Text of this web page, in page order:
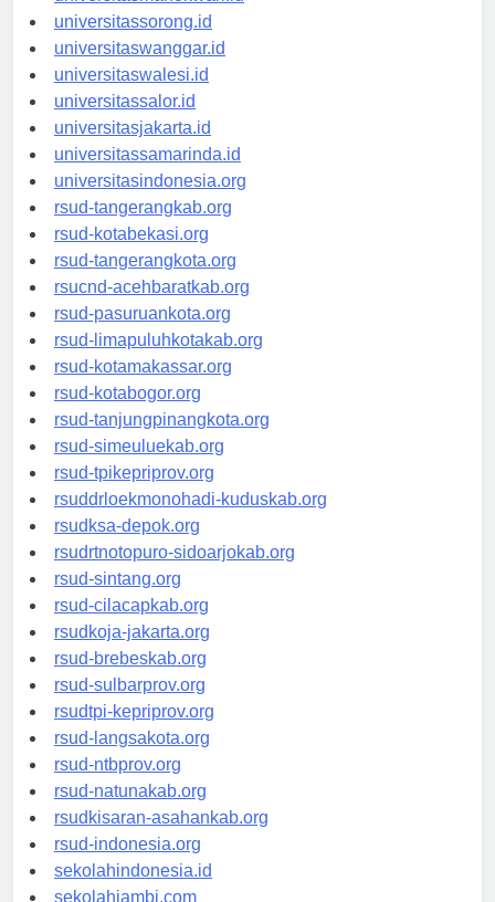
universitasmanokwari.id
universitassorong.id
universitaswanggar.id
universitaswalesi.id
universitassalor.id
universitasjakarta.id
universitassamarinda.id
universitasindonesia.org
rsud-tangerangkab.org
rsud-kotabekasi.org
rsud-tangerangkota.org
rsucnd-acehbaratkab.org
rsud-pasuruankota.org
rsud-limapuluhkotakab.org
rsud-kotamakassar.org
rsud-kotabogor.org
rsud-tanjungpinangkota.org
rsud-simeuluekab.org
rsud-tpikepriprov.org
rsuddrloekmonohadi-kuduskab.org
rsudksa-depok.org
rsudrtnotopuro-sidoarjokab.org
rsud-sintang.org
rsud-cilacapkab.org
rsudkoja-jakarta.org
rsud-brebeskab.org
rsud-sulbarprov.org
rsudtpi-kepriprov.org
rsud-langsakota.org
rsud-ntbprov.org
rsud-natunakab.org
rsudkisaran-asahankab.org
rsud-indonesia.org
sekolahindonesia.id